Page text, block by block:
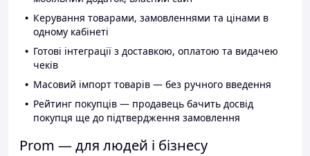
Керування товарами, замовленнями та цінами в
одному кабінеті
Готові інтеграції з доставкою, оплатою та видачею
чеків
Масовий імпорт товарів — без ручного введення
Рейтинг покупців — продавець бачить досвід
покупця ще до підтвердження замовлення
Prom — для людей і бізнесу